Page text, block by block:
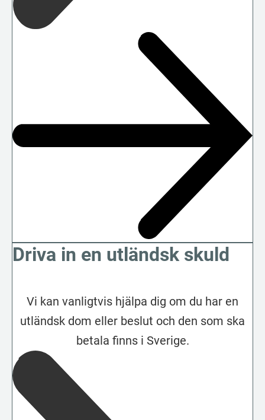
Driva in en utländsk skuld
Vi kan vanligtvis hjälpa dig om du har en
utländsk dom eller beslut och den som ska
betala finns i Sverige.